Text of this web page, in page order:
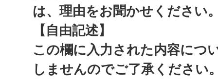
は、理由をお聞かせください
【自由記述】
この欄に入力された内容につ
しませんのでご了承ください